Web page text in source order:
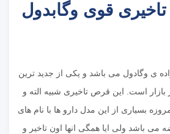
قوی وگابدول
ی وگادول می باشد و یکی از جدید ترین
بازار است. این قرص تاخیری شبیه الته و
بسیاری از این مدل دارو ها با نام های
می باشد ولی ایا همگی انها اون تاخیر و